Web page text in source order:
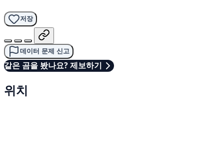
저장
데이터 문제 신고
같은 곰을 봤나요? 제보하기
위치